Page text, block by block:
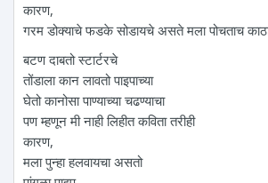
कारण,
गरम डोक्याचे फडके सोडायचे असते मला पोचताच
बटण दाबतो स्टार्टरचे
तोंडाला कान लावतो पाइपाच्या
घेतो कानोसा पाण्याच्या चढण्याचा
पण म्हणून मी नाही लिहीत कविता तरीही
कारण,
मला पुन्हा हलवायचा असतो